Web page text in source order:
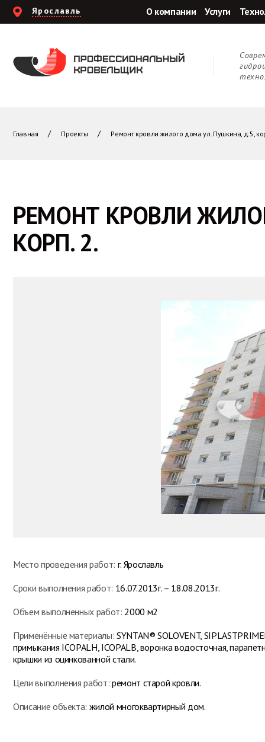
Ярославль О компании Услуги
Главная Проекты Ремонт кровли жилого дома ул. Пушкина, д.5,
РЕМОНТ КРОВЛИ
КОРП. 2.
Место проведения работ: г. Ярославль
Сроки выполнения работ: 16.07.2013г. – 18.08.2013г.
Объем выполненных работ: 2000 м2
Применённые материалы: SYNTAN® SOLOVENT,
примыкания ICOPALH, ICOPALB, воронка водосточная,
крышки из оцинкованной стали.
Цели выполнения работ: ремонт старой кровли.
Описание объекта: жилой многоквартирный дом.